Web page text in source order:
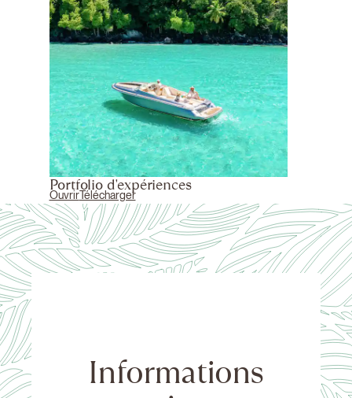
Portfolio d'expériences
OuvrirTélécharger
Informations